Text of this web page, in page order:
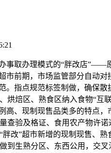
取办理模式的“胖改店”——
市前期，市场监管部分自动
。指点规范标签制做，确保
烘焙区、熟食区纳入食物“
高、现制现售品类多的特点
查验及格证、食用农产物许
改”超市新增的现制现售、
到生熟分区、东西公用，交